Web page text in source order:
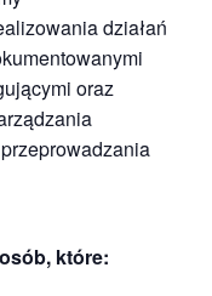
działań
oraz
które: